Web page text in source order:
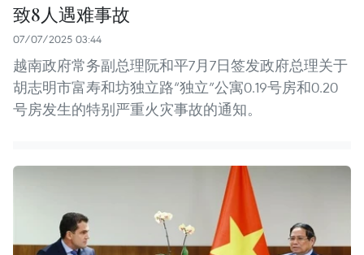
致8人遇难事故
07/07/2025 03:44
越南政府常务副总理阮和平7月7日签发政府总理关于
胡志明市富寿和坊独立路“独立”公寓0.19号房和0.20
号房发生的特别严重火灾事故的通知。